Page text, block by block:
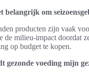
belangrijk om
producten zijn vaak
de milieu-impact doordat
op budget te kopen.
gezonde voeding mijn